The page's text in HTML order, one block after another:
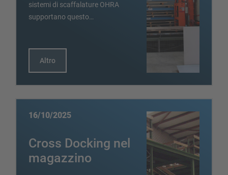
sistemi di scaffalature OHRA
supportano questo…
Altro
16/10/2025
Cross Docking nel
magazzino